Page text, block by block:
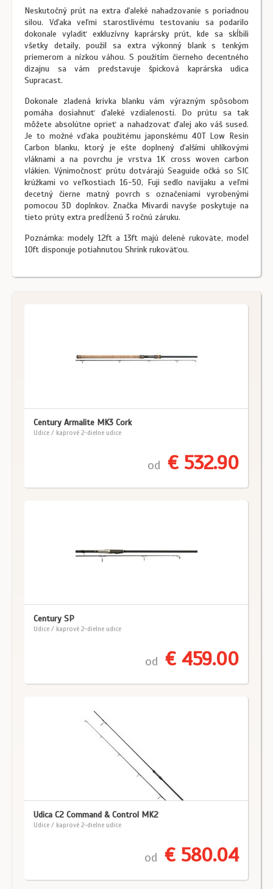
Neskutočný prút na extra ďaleké nahadzovanie s poriadnou
silou. Vďaka veľmi starostlivému testovaniu sa podarilo
dokonale vyladiť exkluzívny kaprársky prút, kde sa skĺbili
všetky detaily, použil sa extra výkonný blank s tenkým
priemerom a nízkou váhou. S použitím čierneho decentného
dizajnu sa vám predstavuje špicková kaprárska udica
Supracast.
Dokonale zladená krivka blanku vám výrazným spôsobom
pomáha dosiahnuť ďaleké vzdialenosti. Do prútu sa tak
môžete absolútne oprieť a nahadzovať ďalej ako váš sused.
Je to možné vďaka použitému japonskému 40T Low Resin
Carbon blanku, ktorý je ešte doplnený ďalšími uhlíkovými
vláknami a na povrchu je vrstva 1K cross woven carbon
vlákien. Výnimočnosť prútu dotvárajú Seaguide očká so SIC
krúžkami vo veľkostiach 16-50, Fuji sedlo navijaku a veľmi
decetný čierne matný povrch s označeniami vyrobenými
pomocou 3D doplnkov. Značka Mivardi navyše poskytuje na
tieto prúty extra predĺženú 3 ročnú záruku.
Poznámka: modely 12ft a 13ft majú delené rukoväte, model
10ft disponuje potiahnutou Shrink rukoväťou.
Century Armalite MK3 Cork
Udice / kaprové 2-dielne udice
od € 532.90
Century SP
Udice / kaprové 2-dielne udice
od € 459.00
Udica C2 Command & Control MK2
Udice / kaprové 2-dielne udice
od € 580.04